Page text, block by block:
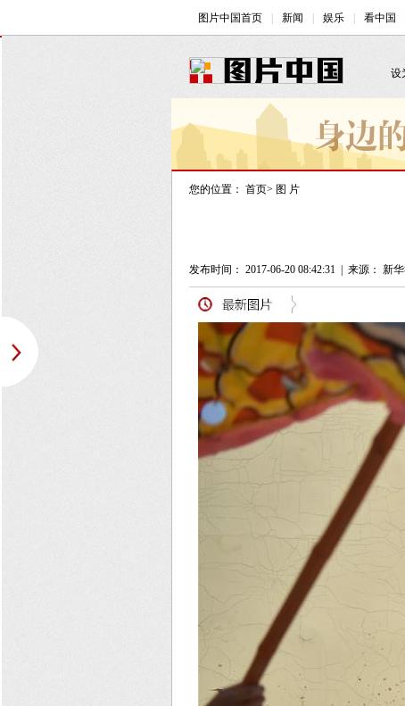
您的位置： 首页> 图 片
发布时间： 2017-06-20 08:42:31 来源： 新